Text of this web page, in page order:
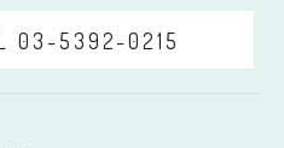
03-5392-0215